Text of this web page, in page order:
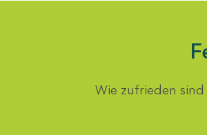
Wie zufrieden sind